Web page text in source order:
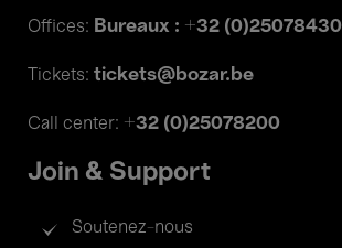
Offices: Bureaux : +32 (0)25078430
Tickets: tickets@bozar.be
Call center: +32 (0)25078200
Join & Support
Soutenez-nous